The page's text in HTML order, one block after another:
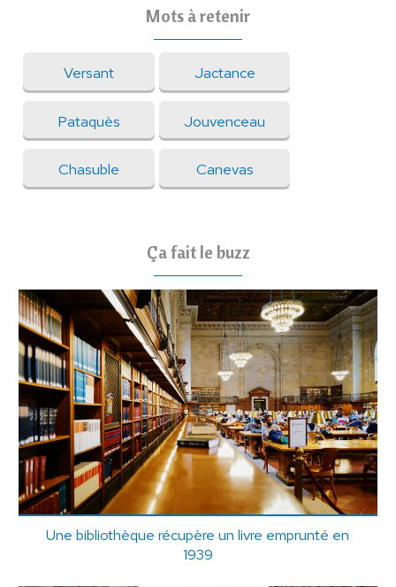
Mots à retenir
Versant Jactance
Pataquès Jouvenceau
Chasuble Canevas
Ça fait le buzz
Une bibliothèque récupère un livre emprunté en
1939